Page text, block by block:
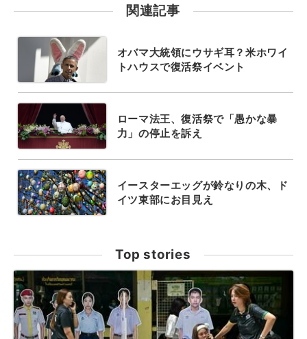
関連記事
オバマ大統領にウサギ耳？米ホワイ
トハウスで復活祭イベント
ローマ法王、復活祭で「愚かな暴
力」の停止を訴え
イースターエッグが鈴なりの木、ド
イツ東部にお目見え
Top stories